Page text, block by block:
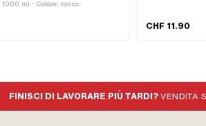
1000 ml · Colore: rosso
CHF 11.90
FINISCI DI LAVORARE PIÙ TARDI?VENDITA